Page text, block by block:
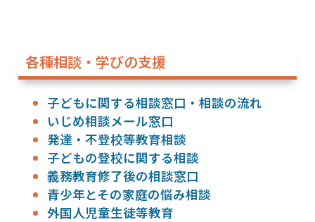
各種相談・学びの支援
子どもに関する相談窓口・相談の流れ
いじめ相談メール窓口
発達・不登校等教育相談
子どもの登校に関する相談
義務教育修了後の相談窓口
青少年とその家庭の悩み相談
外国人児童生徒等教育